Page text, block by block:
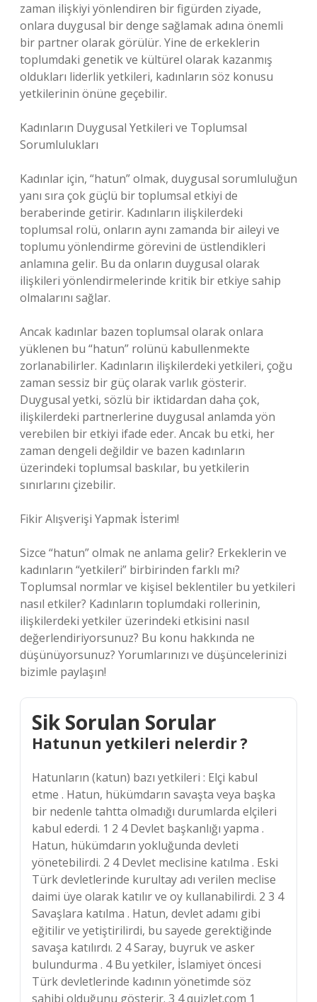
zaman ilişkiyi yönlendiren bir figürden ziyade,
onlara duygusal bir denge sağlamak adına önemli
bir partner olarak görülür. Yine de erkeklerin
toplumdaki genetik ve kültürel olarak kazanmış
oldukları liderlik yetkileri, kadınların söz konusu
yetkilerinin önüne geçebilir.
Kadınların Duygusal Yetkileri ve Toplumsal
Sorumlulukları
Kadınlar için, “hatun” olmak, duygusal sorumluluğun
yanı sıra çok güçlü bir toplumsal etkiyi de
beraberinde getirir. Kadınların ilişkilerdeki
toplumsal rolü, onların aynı zamanda bir aileyi ve
toplumu yönlendirme görevini de üstlendikleri
anlamına gelir. Bu da onların duygusal olarak
ilişkileri yönlendirmelerinde kritik bir etkiye sahip
olmalarını sağlar.
Ancak kadınlar bazen toplumsal olarak onlara
yüklenen bu “hatun” rolünü kabullenmekte
zorlanabilirler. Kadınların ilişkilerdeki yetkileri, çoğu
zaman sessiz bir güç olarak varlık gösterir.
Duygusal yetki, sözlü bir iktidardan daha çok,
ilişkilerdeki partnerlerine duygusal anlamda yön
verebilen bir etkiyi ifade eder. Ancak bu etki, her
zaman dengeli değildir ve bazen kadınların
üzerindeki toplumsal baskılar, bu yetkilerin
sınırlarını çizebilir.
Fikir Alışverişi Yapmak İsterim!
Sizce “hatun” olmak ne anlama gelir? Erkeklerin ve
kadınların “yetkileri” birbirinden farklı mı?
Toplumsal normlar ve kişisel beklentiler bu yetkileri
nasıl etkiler? Kadınların toplumdaki rollerinin,
ilişkilerdeki yetkiler üzerindeki etkisini nasıl
değerlendiriyorsunuz? Bu konu hakkında ne
düşünüyorsunuz? Yorumlarınızı ve düşüncelerinizi
bizimle paylaşın!
Sik Sorulan Sorular
Hatunun yetkileri nelerdir ?
Hatunların (katun) bazı yetkileri : Elçi kabul
etme . Hatun, hükümdarın savaşta veya başka
bir nedenle tahtta olmadığı durumlarda elçileri
kabul ederdi. 1 2 4 Devlet başkanlığı yapma .
Hatun, hükümdarın yokluğunda devleti
yönetebilirdi. 2 4 Devlet meclisine katılma . Eski
Türk devletlerinde kurultay adı verilen meclise
daimi üye olarak katılır ve oy kullanabilirdi. 2 3 4
Savaşlara katılma . Hatun, devlet adamı gibi
eğitilir ve yetiştirilirdi, bu sayede gerektiğinde
savaşa katılırdı. 2 4 Saray, buyruk ve asker
bulundurma . 4 Bu yetkiler, İslamiyet öncesi
Türk devletlerinde kadının yönetimde söz
sahibi olduğunu gösterir. 3 4 quizlet.com 1